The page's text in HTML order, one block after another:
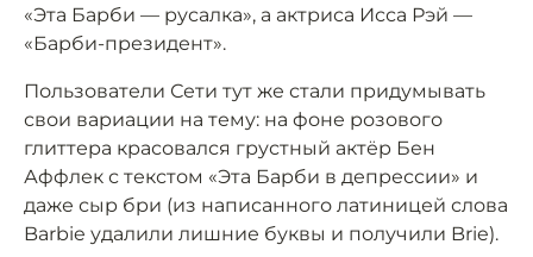
«Эта Барби — русалка», а актриса Исса Рэй —
«Барби-президент».
Пользователи Сети тут же стали придумывать
свои вариации на тему: на фоне розового
глиттера красовался грустный актёр Бен
Аффлек с текстом «Эта Барби в депрессии» и
даже сыр бри (из написанного латиницей слова
Barbie удалили лишние буквы и получили Brie).